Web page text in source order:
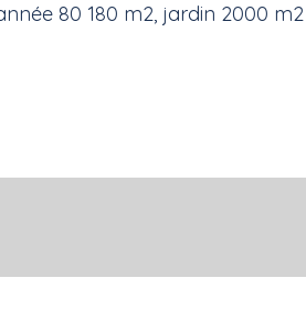
80 180 m2, jardin 2000